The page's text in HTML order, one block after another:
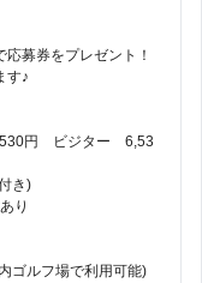
募券をプレゼント！
す♪
円 ビジター 6,53
き)
り
ゴルフ場で利用可能)